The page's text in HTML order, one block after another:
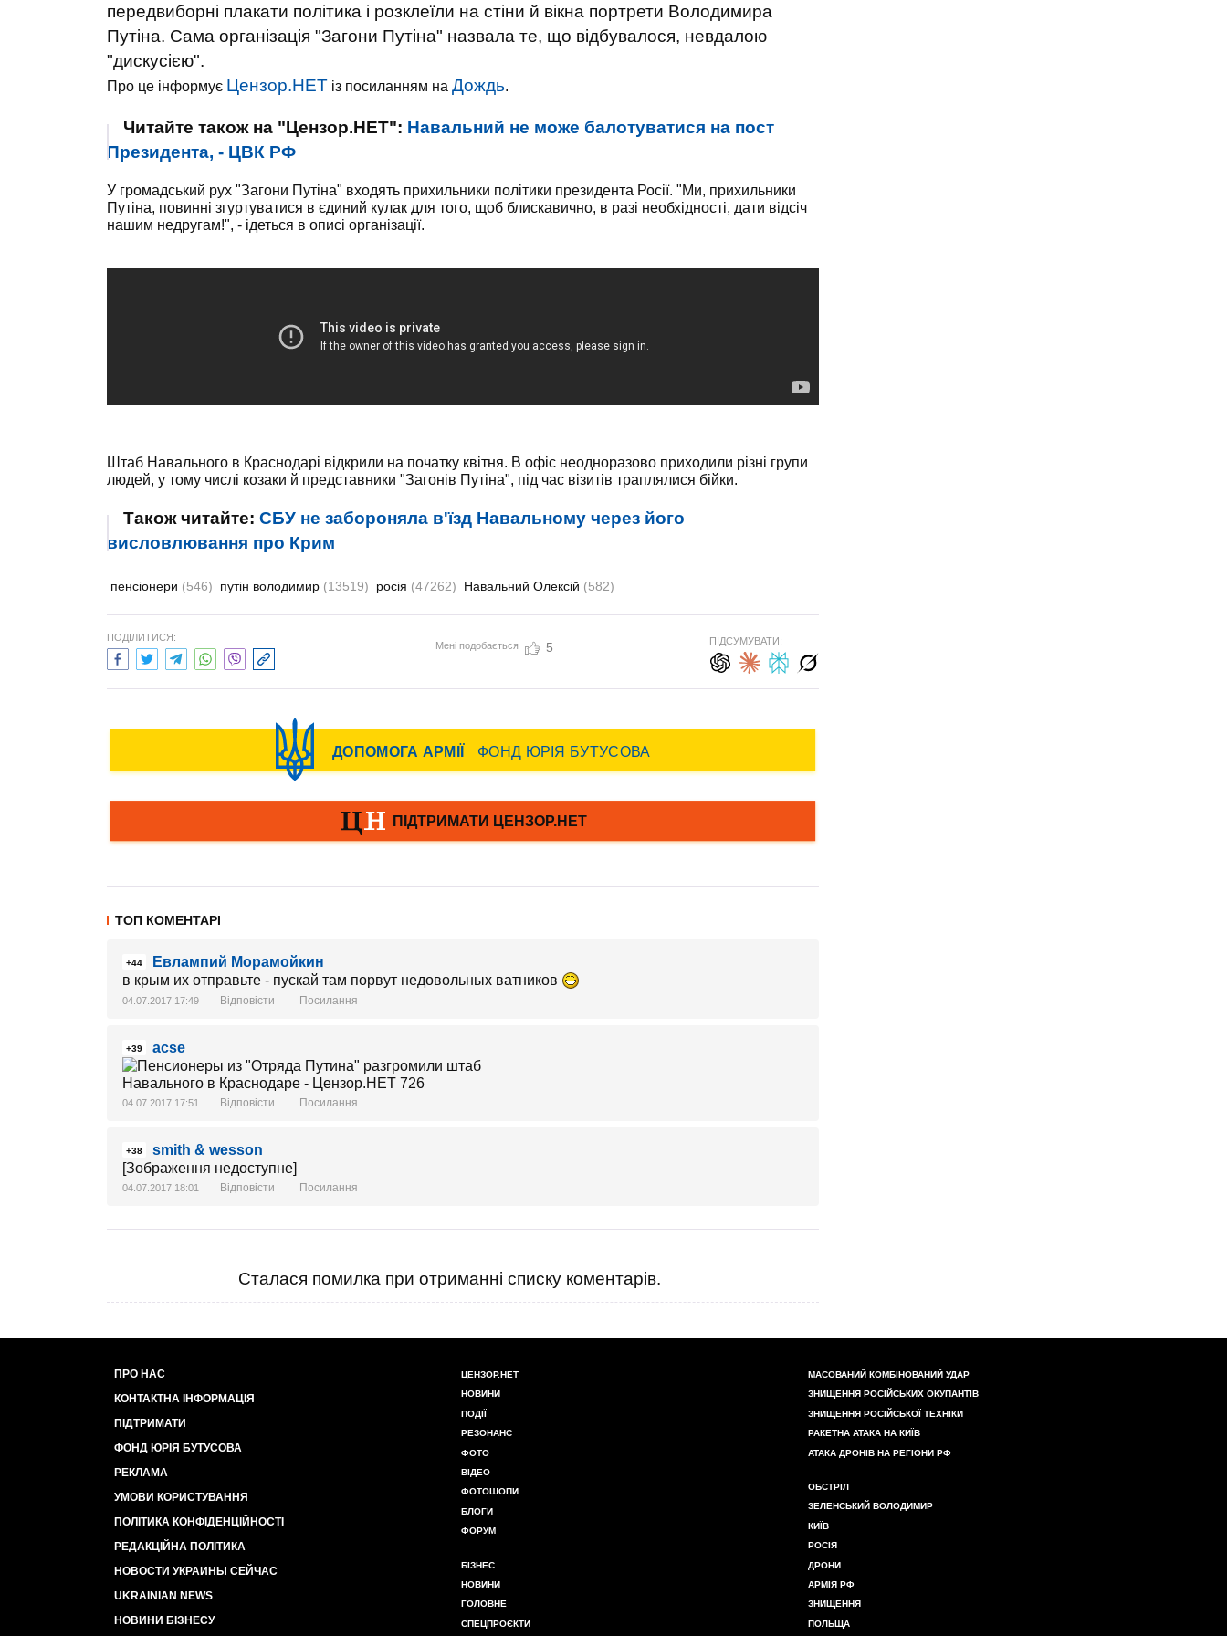
передвиборні плакати політика і розклеїли на стіни й вікна портрети Володимира
Путіна. Сама організація "Загони Путіна" назвала те, що відбувалося, невдалою
"дискусією".
Про це інформує Цензор.НЕТ із посиланням на Дождь.
Читайте також на "Цензор.НЕТ": Навальний не може балотуватися на пост
Президента, - ЦВК РФ
У громадський рух "Загони Путіна" входять прихильники політики президента Росії. "Ми, прихильники
Путіна, повинні згуртуватися в єдиний кулак для того, щоб блискавично, в разі необхідності, дати відсіч
нашим недругам!", - ідеться в описі організації.
Штаб Навального в Краснодарі відкрили на початку квітня. В офіс неодноразово приходили різні групи
людей, у тому числі козаки й представники "Загонів Путіна", під час візитів траплялися бійки.
Також читайте: СБУ не забороняла в'їзд Навальному через його
висловлювання про Крим
пенсіонери (546) путін володимир (13519) росія (47262) Навальний Олексій (582)
ПОДІЛИТИСЯ:
Мені подобається 5 ПІДСУМУВАТИ:
ТОП КОМЕНТАРІ
+44
Евлампий Морамойкин
в крым их отправьте - пускай там порвут недовольных ватников
04.07.2017 17:49 Відповісти Посилання
+39 acse
04.07.2017 17:51 Відповісти Посилання
+38
smith & wesson
[Зображення недоступне]
04.07.2017 18:01 Відповісти Посилання
Сталася помилка при отриманні списку коментарів.
ПРО НАС
КОНТАКТНА ІНФОРМАЦІЯ
ПІДТРИМАТИ
ФОНД ЮРІЯ БУТУСОВА
РЕКЛАМА
УМОВИ КОРИСТУВАННЯ
ПОЛІТИКА КОНФІДЕНЦІЙНОСТІ
РЕДАКЦІЙНА ПОЛІТИКА
НОВОСТИ УКРАИНЫ СЕЙЧАС
UKRAINIAN NEWS
НОВИНИ БІЗНЕСУ
ЦЕНЗОР.НЕТ
НОВИНИ
ПОДІЇ
РЕЗОНАНС
ФОТО
ВІДЕО
ФОТОШОПИ
БЛОГИ
ФОРУМ
БІЗНЕС
НОВИНИ
ГОЛОВНЕ
СПЕЦПРОЄКТИ
МАСОВАНИЙ КОМБІНОВАНИЙ УДАР
ЗНИЩЕННЯ РОСІЙСЬКИХ ОКУПАНТІВ
ЗНИЩЕННЯ РОСІЙСЬКОЇ ТЕХНІКИ
РАКЕТНА АТАКА НА КИЇВ
АТАКА ДРОНІВ НА РЕГІОНИ РФ
ОБСТРІЛ
ЗЕЛЕНСЬКИЙ ВОЛОДИМИР
КИЇВ
РОСІЯ
ДРОНИ
АРМІЯ РФ
ЗНИЩЕННЯ
ПОЛЬЩА